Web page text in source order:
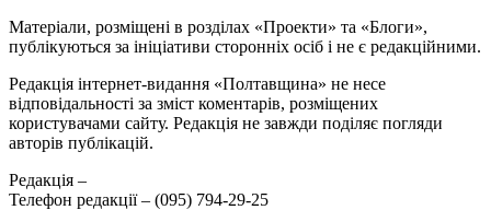
Матеріали, розміщені в розділах «Проекти» та «Блоги»,
публікуються за ініціативи сторонніх осіб і не є редакційними.
Редакція інтернет-видання «Полтавщина» не несе
відповідальності за зміст коментарів, розміщених
користувачами сайту. Редакція не завжди поділяє погляди
авторів публікацій.
Редакція –
Телефон редакції – (095) 794-29-25